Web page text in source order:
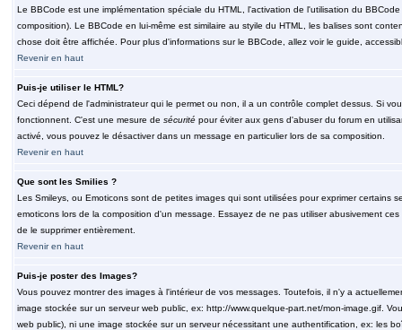
Le BBCode est une implémentation spéciale du HTML, l'activation de l'utilisation du
composition). Le BBCode en lui-même est similaire au styile du HTML, les balises sont
chose doit être affichée. Pour plus d'informations sur le BBCode, allez voir le guide,
Revenir en haut
Puis-je utiliser le HTML?
Ceci dépend de l'administrateur qui le permet ou non, il a un contrôle complet dessus. Si
fonctionnent. C'est une mesure de sécuritépour éviter aux gens d'abuser du forum en
activé, vous pouvez le désactiver dans un message en particulier lors de sa composition.
Revenir en haut
Que sont les Smilies ?
Les Smileys, ou Emoticons sont de petites images qui sont utilisées pour exprimer certains
emoticons lors de la composition d'un message. Essayez de ne pas utiliser abusivement
de le supprimer entièrement.
Revenir en haut
Puis-je poster des Images?
Vous pouvez montrer des images à l'intérieur de vos messages. Toutefois, il n'y a
image stockée sur un serveur web public, ex: http://www.quelque-part.net/mon-image.gif.
web public), ni une image stockée sur un serveur nécessitant une authentification, ex: les